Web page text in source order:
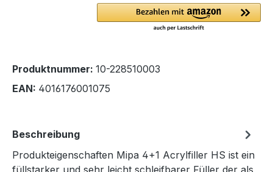
Produktnummer: 10-228510003
EAN: 4016176001075
Beschreibung
Produkteigenschaften Mipa 4+1 Acrylfiller HS ist ein
füllstarker und sehr leicht schleifbarer Füller der als